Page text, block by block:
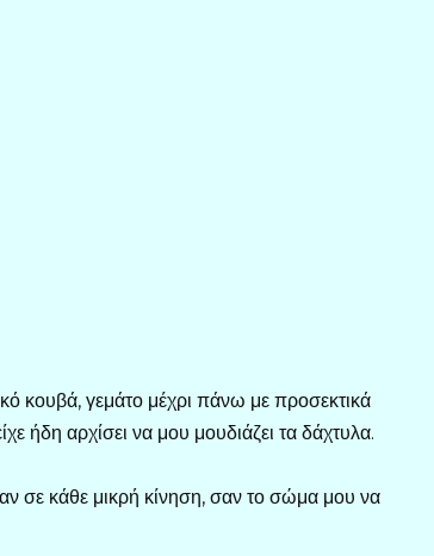
κουβά, γεμάτο μέχρι πάνω με προσεκτικά
ήδη αρχίσει να μου μουδιάζει τα δάχτυλα.
σε κάθε μικρή κίνηση, σαν το σώμα μου να